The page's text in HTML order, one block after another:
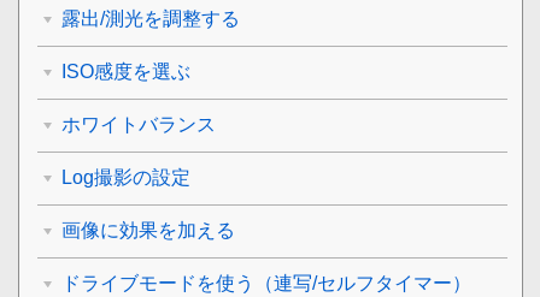
露出/測光を調整する
ISO感度を選ぶ
ホワイトバランス
Log撮影の設定
画像に効果を加える
ドライブモードを使う（連写/セルフタイマー）